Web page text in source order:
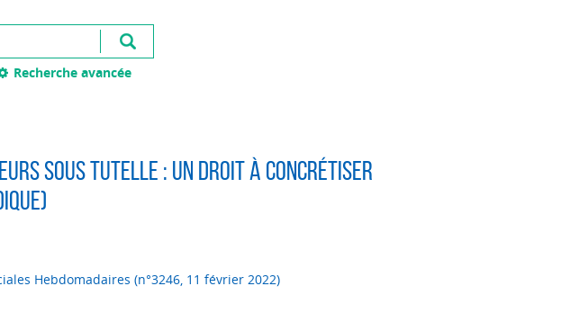
Recherche avancée
sous tutelle : un droit à concrétiser
Hebdomadaires (n°3246, 11 février 2022)